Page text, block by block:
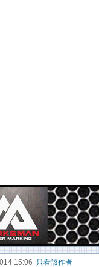
15:06 只看該作者